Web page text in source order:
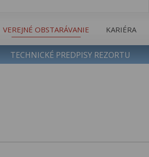
VEREJNÉ OBSTARÁVANIE KARIÉRA
TECHNICKÉ PREDPISY REZORTU